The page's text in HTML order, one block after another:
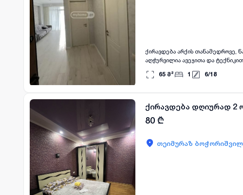
ქირავდება არქის
აღჭურვილია ავეჯითა და
65 მ² 1 6/18
ქირავდება დღიურად 2
80 ₾
თეიმურაზ